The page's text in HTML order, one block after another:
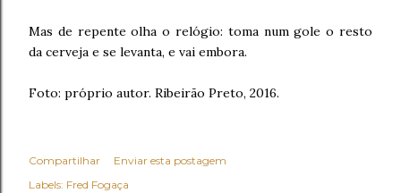
Mas de repente olha o relógio: toma num gole o resto
da cerveja e se levanta, e vai embora.
Foto: próprio autor. Ribeirão Preto, 2016.
Compartilhar
Enviar esta postagem
Labels: Fred Fogaça